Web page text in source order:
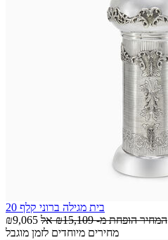
בית מגילה ברוני קלף 20
₪9,065
המחיר הופחת מ-₪15,109 אל
מחירים מיוחדים לזמן מוגבל